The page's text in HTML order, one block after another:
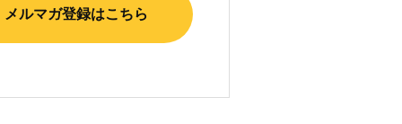
メルマガ登録はこちら